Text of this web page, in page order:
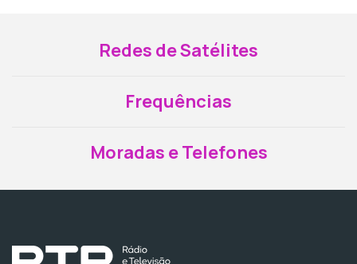
Redes de Satélites
Frequências
Moradas e Telefones